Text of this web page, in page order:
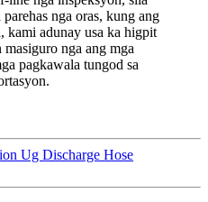
nga oras, kung ang
kami adunay usa ka higpit
masiguro nga ang mga
pagkawala tungod sa
Ug Discharge Hose